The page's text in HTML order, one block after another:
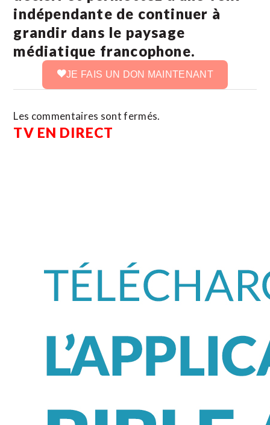
indépendante de continuer à
grandir dans le paysage
médiatique francophone.
JE FAIS UN DON MAINTENANT
Les commentaires sont fermés.
TV EN DIRECT